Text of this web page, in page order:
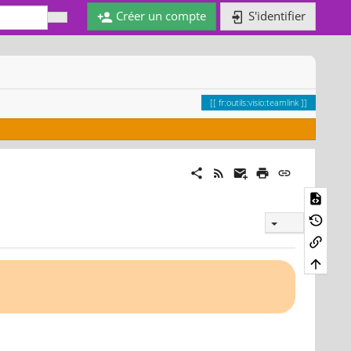
Créer un compte S'identifier
fr:outils:visio:teamlink